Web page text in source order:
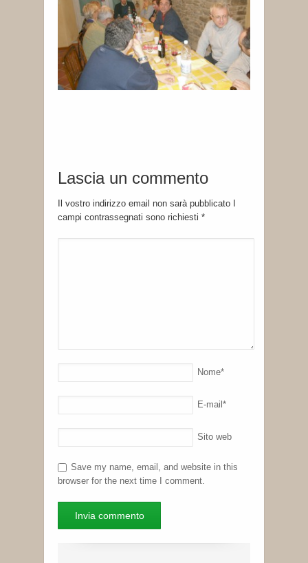
Lascia un commento
Il vostro indirizzo email non sarà pubblicato I
campi contrassegnati sono richiesti *
Nome*
E-mail *
Sito web
Save my name, email, and website in this
browser for the next time I comment.